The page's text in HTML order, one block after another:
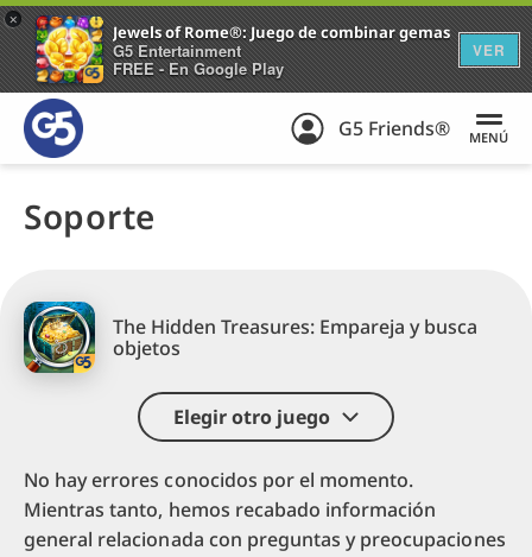
Jewels of Rome®: Juego de combinar gemas
G5 Entertainment
FREE - En Google Play
VER
+
G5 Friends® MENÚ
Soporte
The Hidden Treasures: Empareja y busca
objetos
Elegir otro juego
No hay errores conocidos por el momento.
Mientras tanto, hemos recabado información
general relacionada con preguntas y preocupaciones